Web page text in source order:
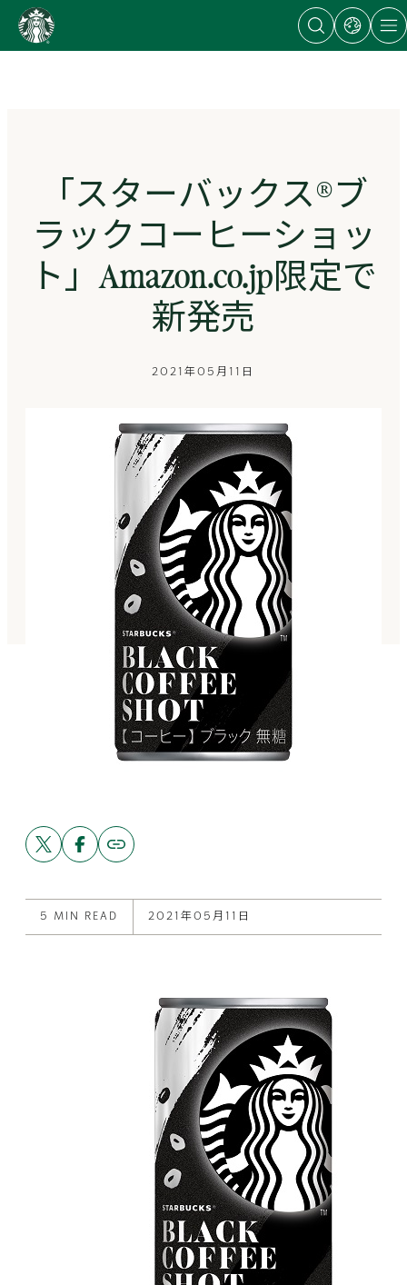
content
Go
Open
search
dialog
Open
dialog
with
links
Open
site
「スターバックス®ブ
ラックコーヒーショッ
ト」Amazon.co.jp限定で
新発売
2021年05月11日
Share
this
post
X
Share
this
post
Facebook
Copy
link
to
5 MIN READ 2021年05月11日